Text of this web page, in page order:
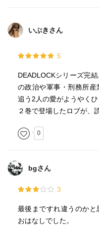
いぶきさん
5
DEADLOCKシリーズ完
の政治や軍事・刑務所
追う2人の愛がようやく
２巻で登場したロブが、
0
bgさん
3
最後まですれ違うのか
おはなしでした。